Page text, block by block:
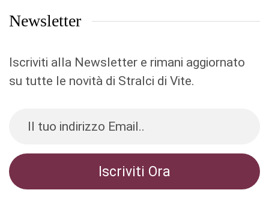
Newsletter
Iscriviti alla Newsletter e rimani aggiornato
su tutte le novità di Stralci di Vite.